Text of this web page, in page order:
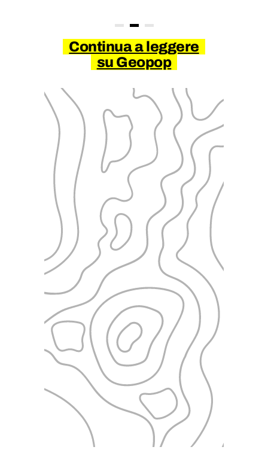
Continua a leggere
su Geopop